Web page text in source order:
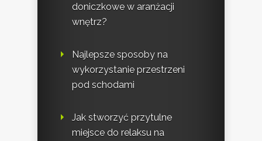
doniczkowe w aranżacji
wnętrz?
Najlepsze sposoby na
wykorzystanie przestrzeni
pod schodami
Jak stworzyć przytulne
miejsce do relaksu na